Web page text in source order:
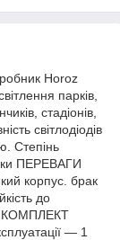
Horoz
парків,
стадіонів,
світлодіодів
Степінь
ПЕРЕВАГИ
корпус. брак
до
КОМПЛЕКТ
— 1